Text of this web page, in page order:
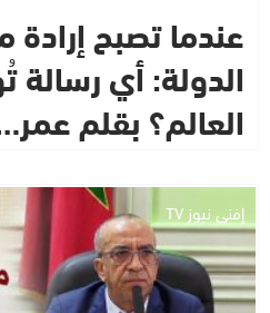
عندما تصبح
الدولة: أي رسالة
العالم؟ بقلم
إفني نيوز TV